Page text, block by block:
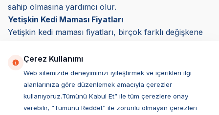
sahip olmasına yardımcı olur.
Yetişkin Kedi Maması Fiyatları
Yetişkin kedi maması fiyatları, birçok farklı değişkene
belirleyen en önemli faktörler mamanın içeriği,
kullanılan protein kaynağı, markanın bilinirliği, üretim
maliyetleri ve ambalaj boyutudur. Bazı mamalar daha
uygun fiyatlı olurken, premium segmentte yer alan
markalar daha yüksek bir fiyat etiketiyle
Çerez Kullanımı
Web sitemizde deneyiminizi iyileştirmek ve içerikleri ilgi
alanlarınıza göre düzenlemek amacıyla çerezler
kullanıyoruz.Tümünü Kabul Et” ile tüm çerezlere onay
verebilir, “Tümünü Reddet” ile zorunlu olmayan çerezleri